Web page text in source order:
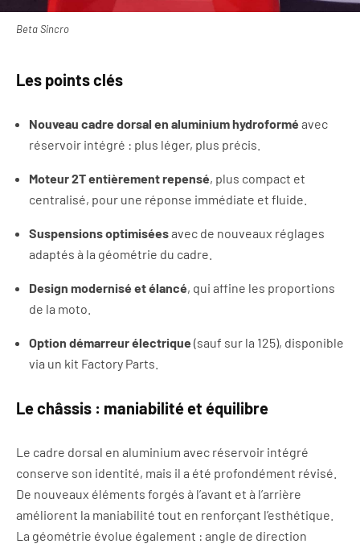
Beta Sincro
Les points clés
Nouveau cadre dorsal en aluminium hydroformé avec
réservoir intégré : plus léger, plus précis.
Moteur 2T entièrement repensé, plus compact et
centralisé, pour une réponse immédiate et fluide.
Suspensions optimiséesavec de nouveaux réglages
adaptés à la géométrie du cadre.
Design modernisé et élancé, qui affine les proportions
de la moto.
Option démarreur électrique (sauf sur la 125), disponible
via un kit Factory Parts.
Le châssis : maniabilité et équilibre
Le cadre dorsal en aluminium avec réservoir intégré
conserve son identité, mais il a été profondément révisé.
De nouveaux éléments forgés à l’avant et à l’arrière
améliorent la maniabilité tout en renforçant l’esthétique.
La géométrie évolue également : angle de direction